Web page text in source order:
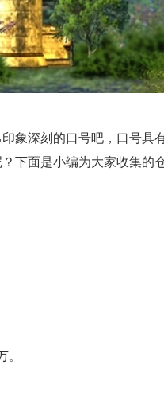
象深刻的口号吧，口号具
下面是小编为大家收集的